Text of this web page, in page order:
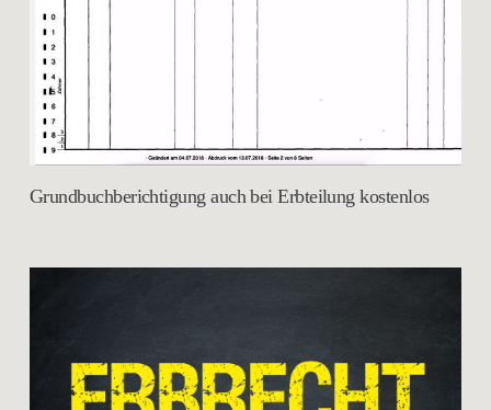
Grundbuchberichtigung auch bei Erbteilung kostenlos